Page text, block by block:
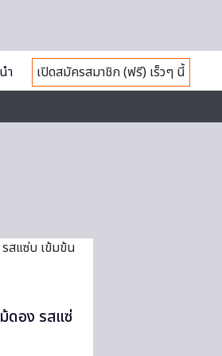
ำ
เปิดสมัครสมาชิก (ฟรี) เร็วๆ นี้
ดอง รสแซ่